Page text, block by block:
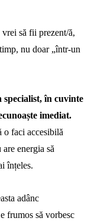
să fii prezent/ă,
nu doar „într-un
specialist, în cuvinte
imediat.
o faci accesibilă
energia să
înțeles.
adânc
frumos să vorbesc